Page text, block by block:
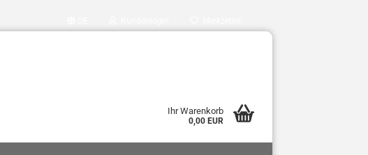
Ihr Warenkorb
0,00 EUR